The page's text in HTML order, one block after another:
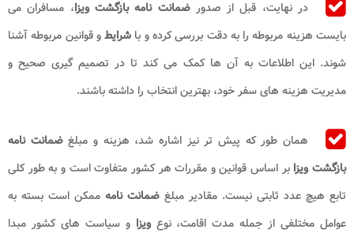
در نهایت، قبل از صدورضمانت نامه بازگشت ویزا، مسافران می
بایست هزینه مربوطه را به دقت بررسی کرده و با شرایطو قوانین مربوطه آشنا
شوند. این اطلاعات به آن ها کمک می کند تا در تصمیم گیری صحیح و
مدیریت هزینه های سفر خود، بهترین انتخاب را داشته باشند.
همان طور که پیش تر نیز اشاره شد، هزینه و مبلغضمانت نامه
بازگشت ویزا بر اساس قوانین و مقررات هر کشور متفاوت است و به طور کلی
تابع هیچ عدد ثابتی نیست. مقادیر مبلغ ضمانت نامه ممکن است بسته به
عوامل مختلفی از جمله مدت اقامت، نوعویزاو سیاست های کشور مبدا